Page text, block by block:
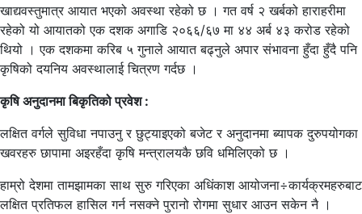
खाद्यवस्तुमात्र आयात भएको अवस्था रहेको छ । गत वर्ष २ खर्बको हाराहरीमा
रहेको यो आयातको एक दशक अगाडि २०६६/६७ मा ४४ अर्ब ४३ करोड रहेको
थियो । एक दशकमा करिब ५ गुनाले आयात बढ्नुले अपार संभावना हुँदा हुँदै पनि
कृषिको दयनिय अवस्थालाई चित्रण गर्दछ ।
कृषि अनुदानमा बिकृतिको प्रवेश :
लक्षित वर्गले सुविधा नपाउनु र छुट्याइएको बजेट र अनुदानमा ब्यापक दुरुपयोगका
खवरहरु छापामा अइरहँदा कृषि मन्त्रालयकै छवि धमिलिएको छ ।
हाम्रो देशमा तामझामका साथ सुरु गरिएका अधिंकाश आयोजना÷कार्यक्रमहरुबाट
लक्षित प्रतिफल हासिल गर्न नसक्ने पुरानो रोगमा सुधार आउन सकेन नै ।